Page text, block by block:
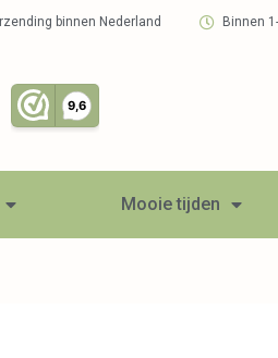
binnen Nederland Binnen
Mooie tijden